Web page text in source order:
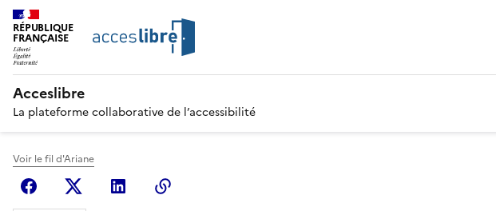
RÉPUBLIQUE
FRANÇAISE
Acceslibre
La plateforme collaborative de l’accessibilité
Voir le fil d'Ariane
FacebookX (anciennement Twitter)
Linkedin